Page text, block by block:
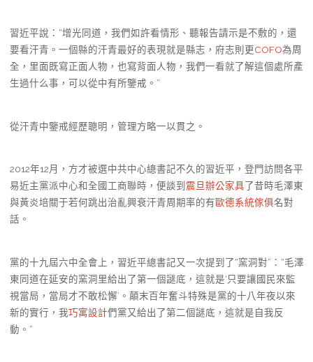
習近平說：“增光同道，我們如許看情形、聽報告請示是不敷的，還
要看汗青。一個縣的汗青最好的表現就是縣志，府志則更COFO為周
全，里面既寫正面人物，也寫背面人物，我們一看就了解這個處所產
生過什么事，可以從中有所鑒戒。”
從汗青中鑒戒經歷聰明，管理方略一以貫之。
2012年12月，方才被選中共中心總書記不久的習近平，登門訪問各平
易近主黨派中心和全國工商聯時，便談到 震旦辦公家具了昔時毛澤東
與黃炎培關于若何跳出治亂興衰汗青周期率的有歐德系統傢俱名對
話。
黨的十九屆六中全會上，習近平總書記又一次提到了“窯洞對”：“毛澤
東同道在延安的窯洞里給出了第一個謎底，這就是‘只要讓國民來監
視當局，當局才不敢松懈’。顛末百年奮斗特殊是黨的十八年夜以來
新的實行，我巧寓設計們黨又給出了第二個謎底，這就是自我反
動。”